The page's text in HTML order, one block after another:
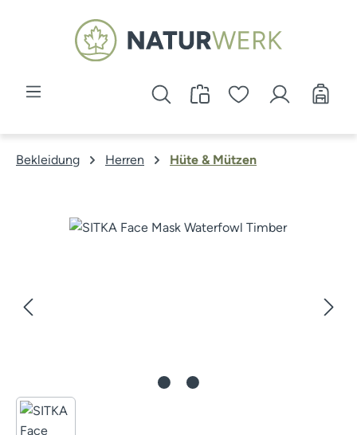
Zum Hauptinhalt springen
Bekleidung Herren Hüte & Mützen
Bildergalerie überspringen